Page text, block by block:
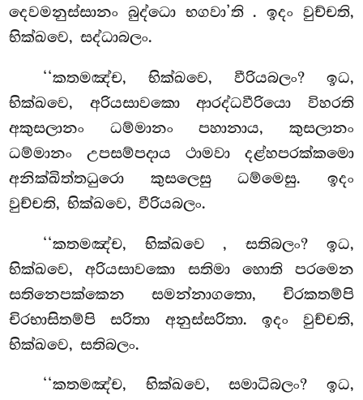
දෙවමනුස්සානං බුද්ධො භගවා’ති. ඉදං වුච්චති,
භික්ඛවෙ, සද්ධාබලං.
‘‘කතමඤ්ච, භික්ඛවෙ, වීරියබලං? ඉධ,
භික්ඛවෙ, අරියසාවකො ආරද්ධවීරියො විහරති
අකුසලානං ධම්මානං පහානාය, කුසලානං
ධම්මානං උපසම්පදාය ථාමවා දළ්හපරක්කමො
අනික්ඛිත්තධුරො කුසලෙසු ධම්මෙසු. ඉදං
වුච්චති, භික්ඛවෙ, වීරියබලං.
‘‘කතමඤ්ච, භික්ඛවෙ, සතිබලං? ඉධ,
භික්ඛවෙ, අරියසාවකො සතිමා හොති පරමෙන
සතිනෙපක්කෙන සමන්නාගතො, චිරකතම්පි
චිරභාසිතම්පි සරිතා අනුස්සරිතා. ඉදං වුච්චති,
භික්ඛවෙ, සතිබලං.
‘‘කතමඤ්ච, භික්ඛවෙ, සමාධිබලං? ඉධ,